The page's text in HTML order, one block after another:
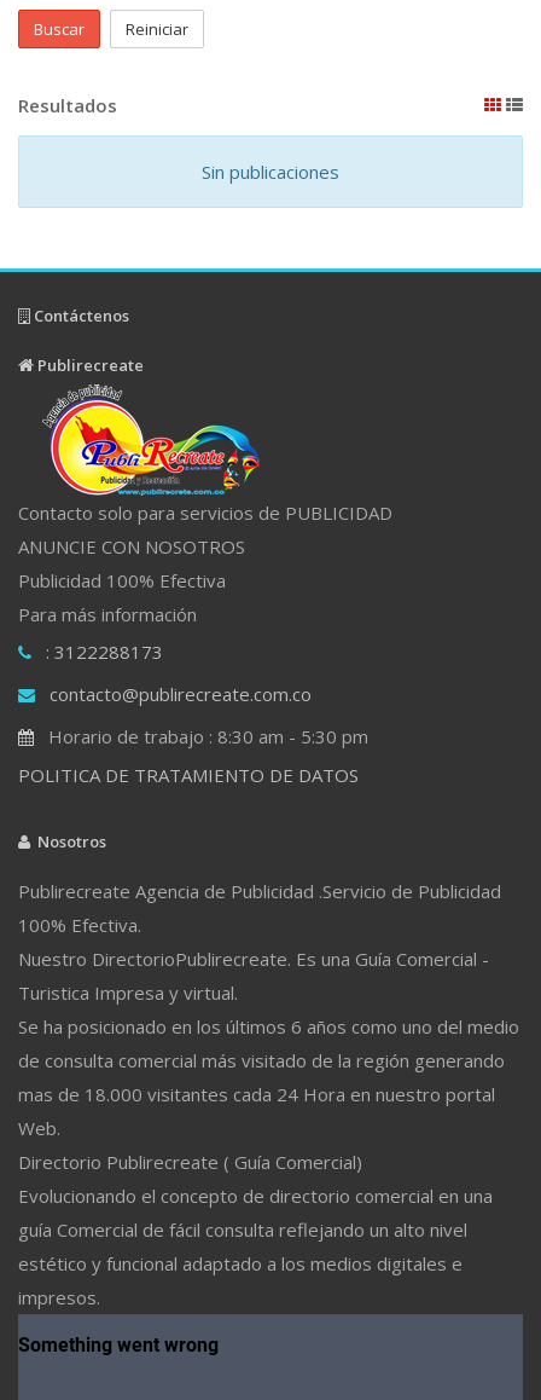
Buscar Reiniciar
Resultados
Sin publicaciones
Contáctenos
Publirecreate
Contacto solo para servicios de PUBLICIDAD
ANUNCIE CON NOSOTROS
Publicidad 100% Efectiva
Para más información
: 3122288173
contacto@publirecreate.com.co
Horario de trabajo : 8:30 am - 5:30 pm
POLITICA DE TRATAMIENTO DE DATOS
Nosotros
Publirecreate Agencia de Publicidad .Servicio de Publicidad
100% Efectiva.
Nuestro DirectorioPublirecreate. Es una Guía Comercial -
Turistica Impresa y virtual.
Se ha posicionado en los últimos 6 años como uno del medio
de consulta comercial más visitado de la región generando
mas de 18.000 visitantes cada 24 Hora en nuestro portal
Web.
Directorio Publirecreate ( Guía Comercial)
Evolucionando el concepto de directorio comercial en una
guía Comercial de fácil consulta reflejando un alto nivel
estético y funcional adaptado a los medios digitales e
impresos.